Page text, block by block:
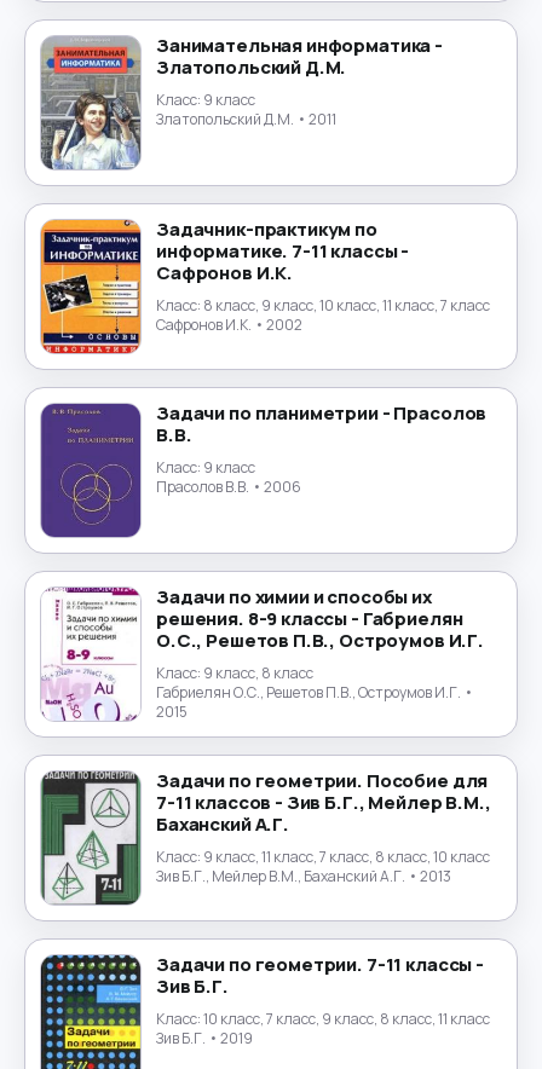
Математика
Менеджмент
Музыка
Налогообложение
Немецкий язык
ОБЖ
Обществознание →
Окружающий мир
Польский язык
Португальский язык →
Природоведение
Психология
Религиоведение →
Русский язык →
Технология →
Труд →
Турецкий язык →
Украинский язык →
Занимательная информатика -
Златопольский Д.М.
Класс: 9 класс
Златопольский Д.М. • 2011
Задачник-практикум по
информатике. 7-11 классы -
Сафронов И.К.
Класс: 8 класс, 9 класс, 10 класс, 11 класс, 7 класс
Сафронов И.К. • 2002
Задачи по планиметрии - Прасолов
В.В.
Класс: 9 класс
Прасолов В.В. • 2006
Задачи по химии и способы их
решения. 8-9 классы - Габриелян
О.С., Решетов П.В., Остроумов И.Г.
Класс: 9 класс, 8 класс
Габриелян О.С., Решетов П.В., Остроумов И.Г. •
2015
Задачи по геометрии. Пособие для
7-11 классов - Зив Б.Г., Мейлер В.М.,
Баханский А.Г.
Класс: 9 класс, 11 класс, 7 класс, 8 класс, 10 класс
Зив Б.Г., Мейлер В.М., Баханский А.Г. • 2013
Задачи по геометрии. 7-11 классы -
Зив Б.Г.
Класс:10 класс, 7 класс, 9 класс, 8 класс, 11 класс
Зив Б.Г. • 2019